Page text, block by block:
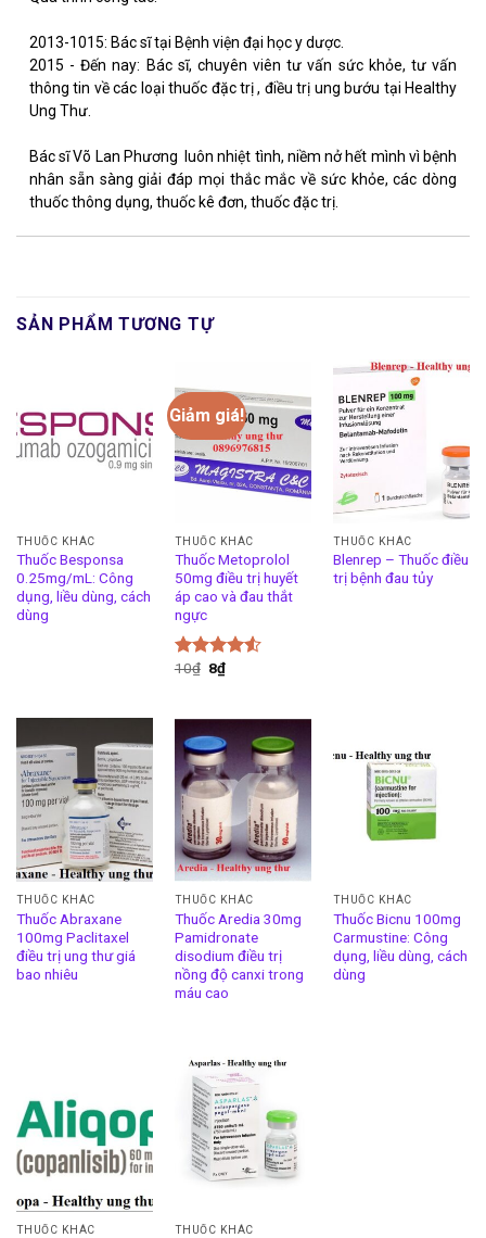
2013-1015: Bác sĩ tại Bệnh viện đại học y dược.
2015 - Đến nay: Bác sĩ, chuyên viên tư vấn sức khỏe, tư vấn
thông tin về các loại thuốc đặc trị , điều trị ung bướu tại Healthy
Ung Thư.
Bác sĩ Võ Lan Phương luôn nhiệt tình, niềm nở hết mình vì bệnh
nhân sẵn sàng giải đáp mọi thắc mắc về sức khỏe, các dòng
thuốc thông dụng, thuốc kê đơn, thuốc đặc trị.
SẢN PHẨM TƯƠNG TỰ
THUỐC KHÁC
Thuốc Besponsa
0.25mg/mL: Công
dụng, liều dùng, cách
dùng
Giảm giá!
THUỐC KHÁC
Thuốc Metoprolol
50mg điều trị huyết
áp cao và đau thắt
ngực
Được xếp
10₫ 8₫
THUỐC KHÁC
Blenrep – Thuốc điều
trị bệnh đau tủy
THUỐC KHÁC
Thuốc Abraxane
100mg Paclitaxel
điều trị ung thư giá
bao nhiêu
THUỐC KHÁC
Thuốc Aredia 30mg
Pamidronate
disodium điều trị
nồng độ canxi trong
máu cao
THUỐC KHÁC
Thuốc Bicnu 100mg
Carmustine: Công
dụng, liều dùng, cách
dùng
THUỐC KHÁC THUỐC KHÁC